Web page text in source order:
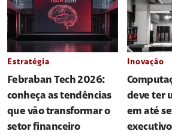
Estratégia
Febraban Tech 2026:
conheça as tendências
que vão transformar o
setor financeiro
Inovação
deve ter
em até